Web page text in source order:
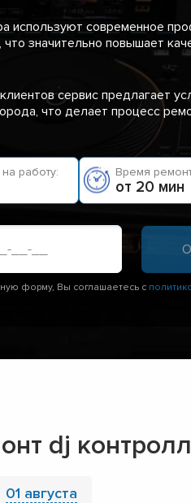
используют современное
что значительно повышает
сервис предлагает
что делает процесс
на работу: Время
от 20 мин
форму, Вы соглашаетесь с
dj
01 августа